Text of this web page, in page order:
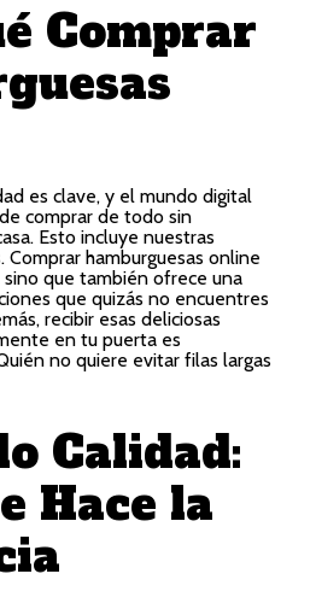
Comprar
es clave, y el mundo digital
comprar de todo sin
Esto incluye nuestras
Comprar hamburguesas online
que también ofrece una
que quizás no encuentres
recibir esas deliciosas
en tu puerta es
no quiere evitar filas largas
Calidad:
Hace la